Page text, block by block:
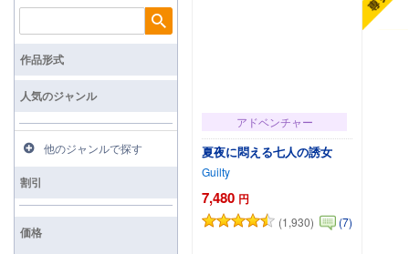
アドベンチャー
夏夜に悶える七人の誘女
Guilty
7,480 円
(1,930) (7)
検索
作品形式
人気のジャンル
他のジャンルで探す
割引
価格